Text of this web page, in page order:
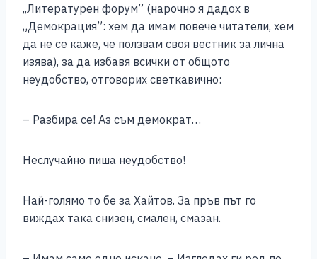
,,Литературен форум” (нарочно я дадох в
„Демокрация”: хем да имам повече читатели, хем
да не се каже, че ползвам своя вестник за лична
изява), за да избавя всички от общото
неудобство, отговорих светкавично:
– Разбира се! Аз съм демократ…
Неслучайно пиша неудобство!
Най-голямо то бе за Хайтов. За пръв път го
виждах така снизен, смален, смазан.